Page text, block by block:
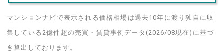
マンションナビで表示される価格相場は過去10年に渡り独自に収
集している2億件超の売買・賃貸事例データ(2026/08現在)に基づ
き算出しております。